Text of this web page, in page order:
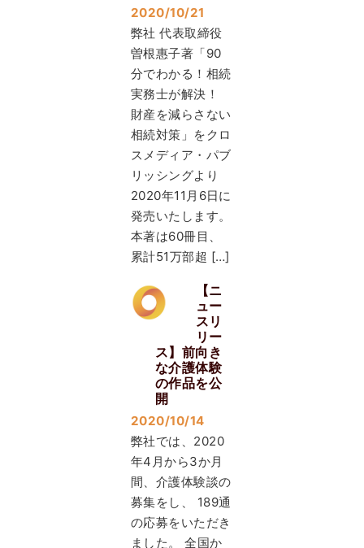
2020/10/21
弊社 代表取締役
曽根惠子著「90
分でわかる！相続
実務士が解決！
財産を減らさない
相続対策」をクロ
スメディア・パブ
リッシングより
2020年11月6日に
発売いたします。
本著は60冊目、
累計51万部超 […]
【ニ
ュー
スリ
リー
ス】前向き
な介護体験
の作品を公
開
2020/10/14
弊社では、2020
年4月から3か月
間、介護体験談の
募集をし、 189通
の応募をいただき
ました。 全国か